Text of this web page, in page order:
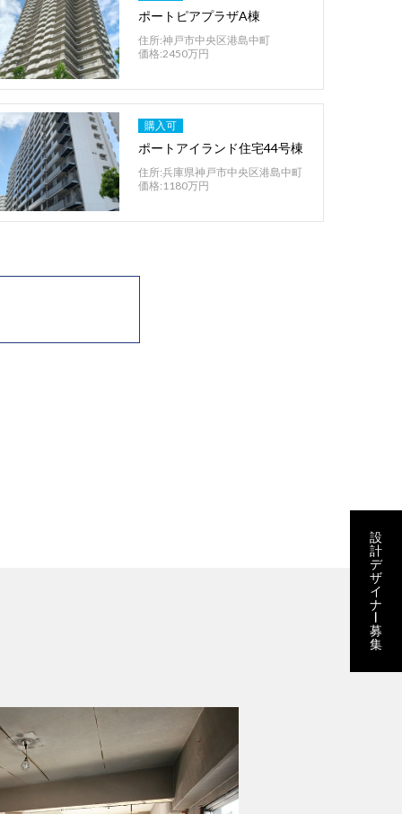
ポートピアプラザA棟
住所:神戸市中央区港島中町
価格:2450万円
購入可
ポートアイランド住宅44号棟
住所:兵庫県神戸市中央区港島中町
価格:1180万円
設
計
デ
ザ
イ
ナ
募
集